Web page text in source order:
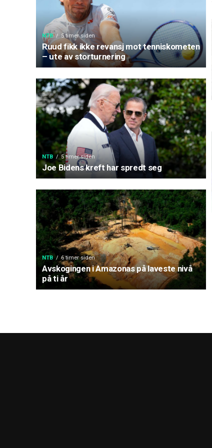
NTB 5 timer siden
Ruud fikk ikke revansj mot tenniskometen
– ute av storturnering
NTB 5 timer siden
Joe Bidens kreft har spredt seg
NTB 6 timer siden
Avskogingen i Amazonas på laveste nivå
på ti år